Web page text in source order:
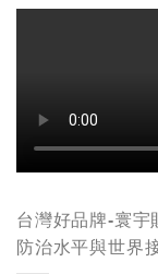
台灣好品牌-寰宇
防治水平與世界